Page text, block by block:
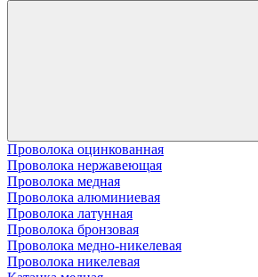
Проволока оцинкованная
Проволока нержавеющая
Проволока медная
Проволока алюминиевая
Проволока латунная
Проволока бронзовая
Проволока медно-никелевая
Проволока никелевая